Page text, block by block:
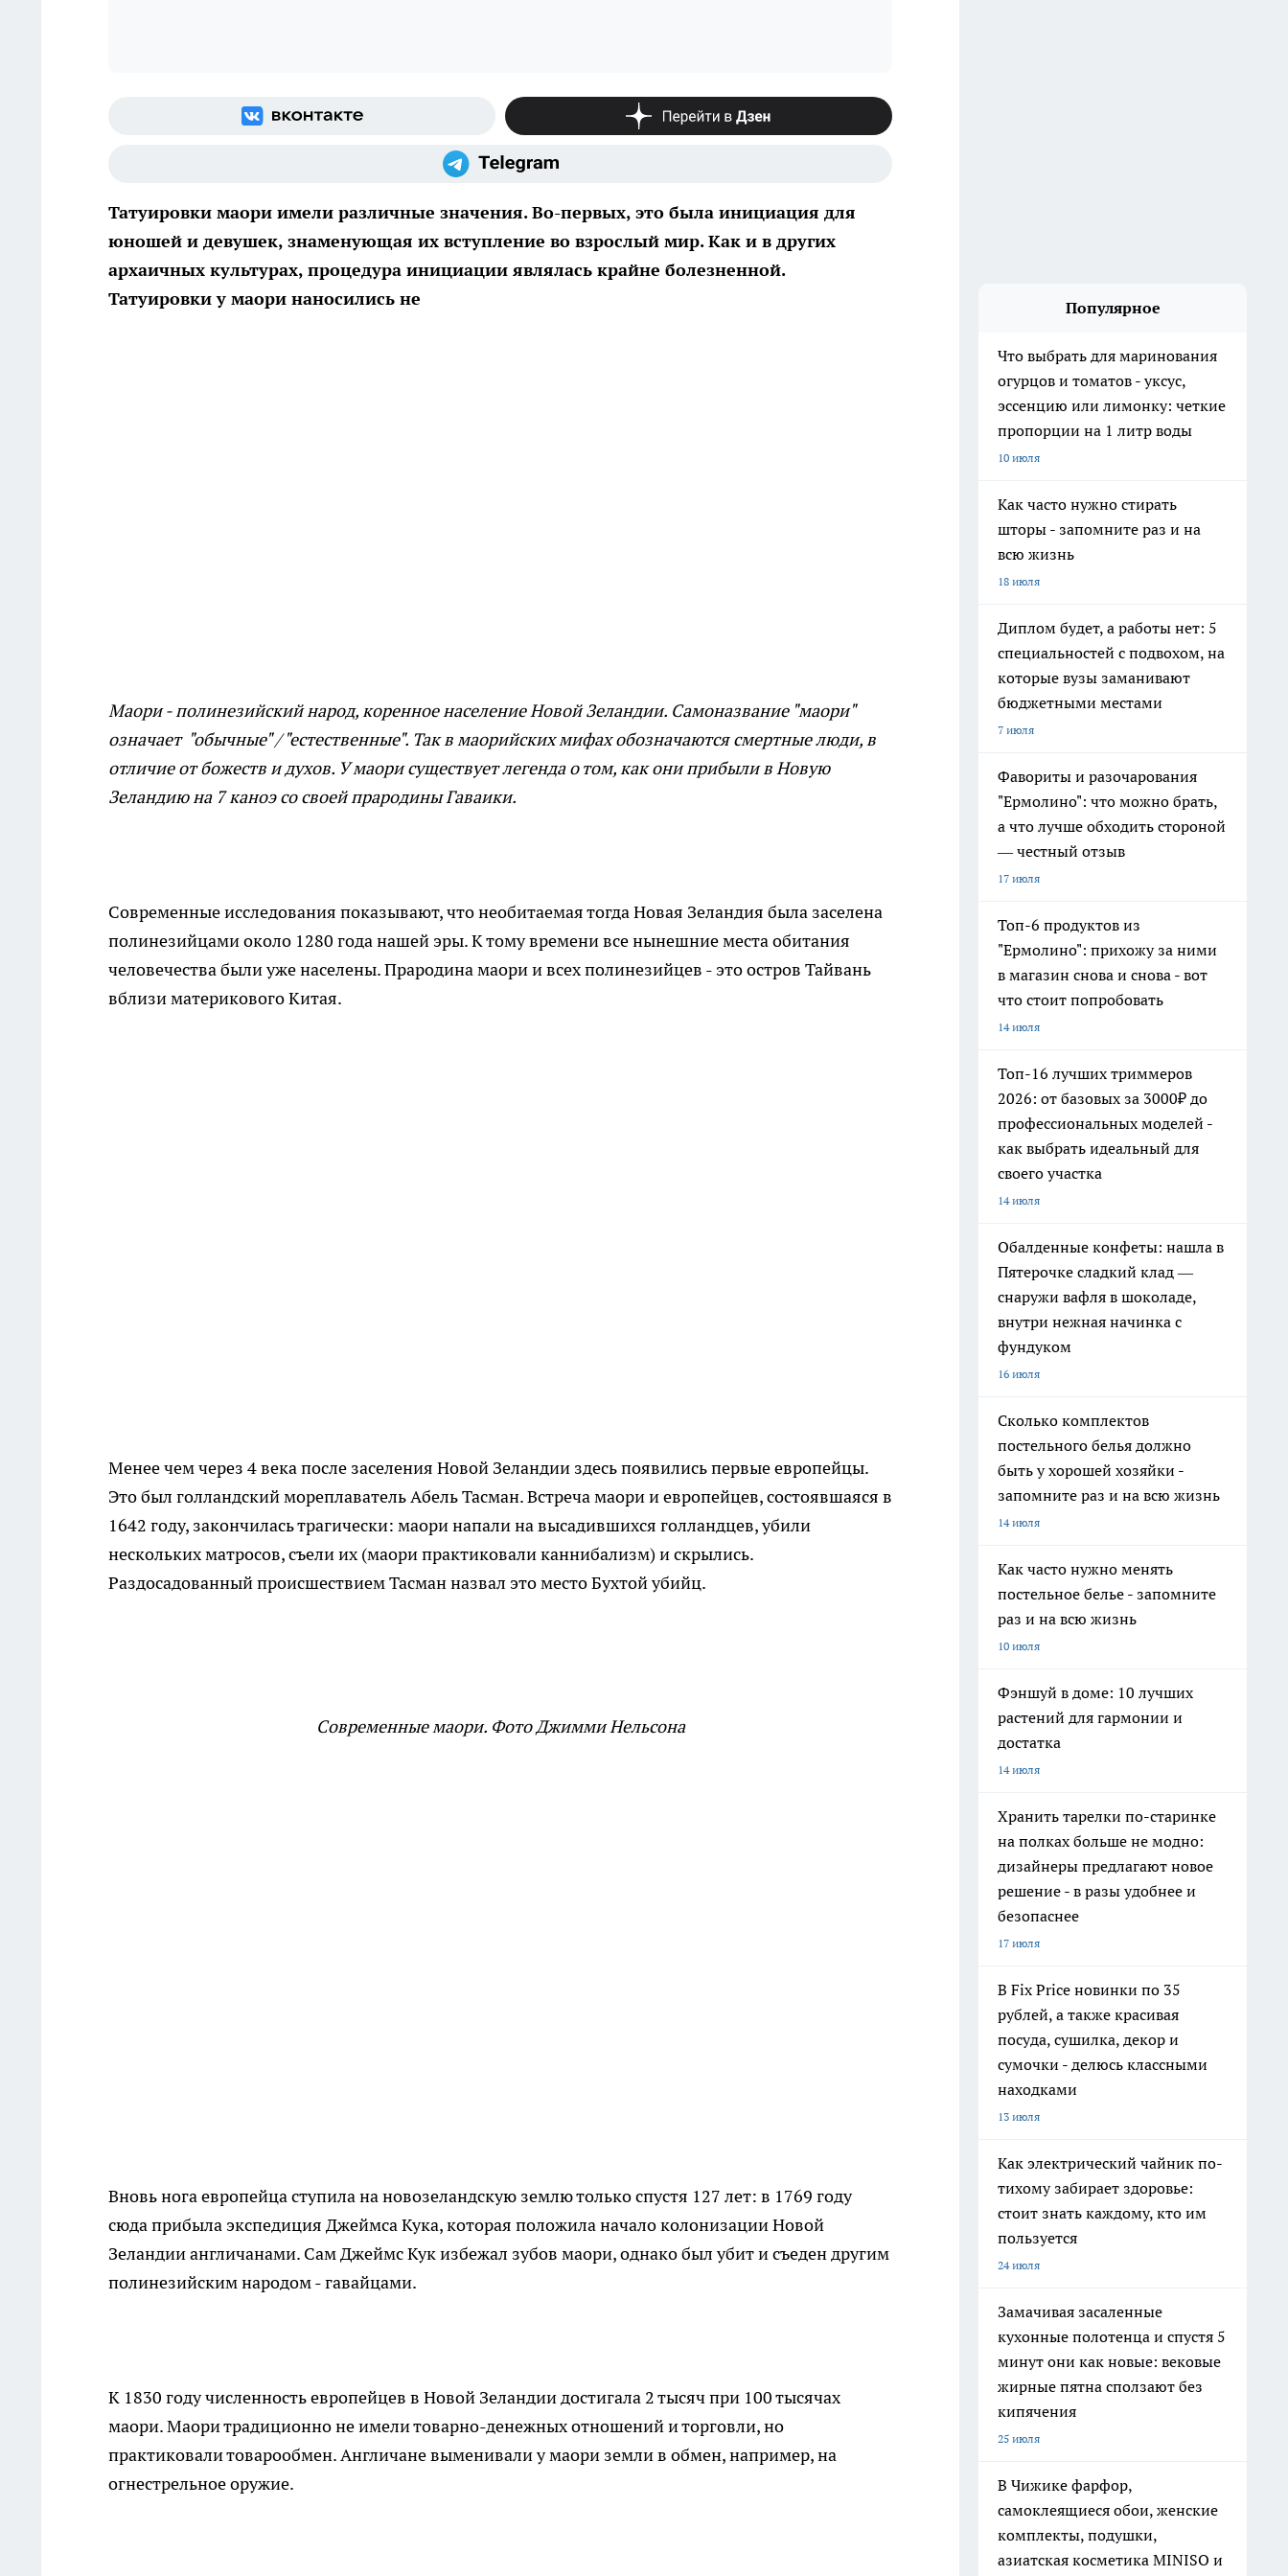
Татуировки маори имели различные значения. Во-первых, это была инициация для
юношей и девушек, знаменующая их вступление во взрослый мир. Как и в других
архаичных культурах, процедура инициации являлась крайне болезненной.
Татуировки у маори наносились не
Маори - полинезийский народ, коренное население Новой Зеландии. Самоназвание "маори"
означает "обычные" / "естественные". Так в маорийских мифах обозначаются смертные люди, в
отличие от божеств и духов. У маори существует легенда о том, как они прибыли в Новую
Зеландию на 7 каноэ со своей прародины Гаваики.
Современные исследования показывают, что необитаемая тогда Новая Зеландия была заселена
полинезийцами около 1280 года нашей эры. К тому времени все нынешние места обитания
человечества были уже населены. Прародина маори и всех полинезийцев - это остров Тайвань
вблизи материкового Китая.
Менее чем через 4 века после заселения Новой Зеландии здесь появились первые европейцы.
Это был голландский мореплаватель Абель Тасман. Встреча маори и европейцев, состоявшаяся в
1642 году, закончилась трагически: маори напали на высадившихся голландцев, убили
нескольких матросов, съели их (маори практиковали каннибализм) и скрылись.
Раздосадованный происшествием Тасман назвал это место Бухтой убийц.
Современные маори. Фото Джимми Нельсона
Вновь нога европейца ступила на новозеландскую землю только спустя 127 лет: в 1769 году
сюда прибыла экспедиция Джеймса Кука, которая положила начало колонизации Новой
Зеландии англичанами. Сам Джеймс Кук избежал зубов маори, однако был убит и съеден другим
полинезийским народом - гавайцами.
К 1830 году численность европейцев в Новой Зеландии достигала 2 тысяч при 100 тысячах
маори. Маори традиционно не имели товарно-денежных отношений и торговли, но
практиковали товарообмен. Англичане выменивали у маори земли в обмен, например, на
огнестрельное оружие.
Популярное
Что выбрать для маринования
огурцов и томатов - уксус,
эссенцию или лимонку: четкие
пропорции на 1 литр воды
10 июля
Как часто нужно стирать
шторы - запомните раз и на
всю жизнь
18 июля
Диплом будет, а работы нет: 5
специальностей с подвохом, на
которые вузы заманивают
бюджетными местами
7 июля
Фавориты и разочарования
"Ермолино": что можно брать,
а что лучше обходить стороной
— честный отзыв
17 июля
Топ-6 продуктов из
"Ермолино": прихожу за ними
в магазин снова и снова - вот
что стоит попробовать
14 июля
Топ-16 лучших триммеров
2026: от базовых за 3000₽ до
профессиональных моделей -
как выбрать идеальный для
своего участка
14 июля
Обалденные конфеты: нашла в
Пятерочке сладкий клад —
снаружи вафля в шоколаде,
внутри нежная начинка с
фундуком
16 июля
Сколько комплектов
постельного белья должно
быть у хорошей хозяйки -
запомните раз и на всю жизнь
14 июля
Как часто нужно менять
постельное белье - запомните
раз и на всю жизнь
10 июля
Фэншуй в доме: 10 лучших
растений для гармонии и
достатка
14 июля
Хранить тарелки по-старинке
на полках больше не модно:
дизайнеры предлагают новое
решение - в разы удобнее и
безопаснее
17 июля
В Fix Price новинки по 35
рублей, а также красивая
посуда, сушилка, декор и
сумочки - делюсь классными
находками
13 июля
Как электрический чайник по-
тихому забирает здоровье:
стоит знать каждому, кто им
пользуется
24 июля
Замачивая засаленные
кухонные полотенца и спустя 5
минут они как новые: вековые
жирные пятна сползают без
кипячения
25 июля
В Чижике фарфор,
самоклеящиеся обои, женские
комплекты, подушки,
азиатская косметика MINISO и